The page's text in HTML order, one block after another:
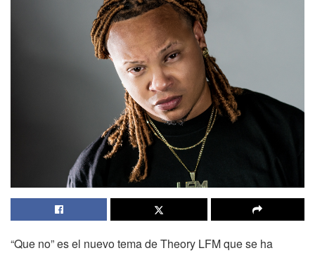
“Que no” es el nuevo tema de Theory LFM que se ha